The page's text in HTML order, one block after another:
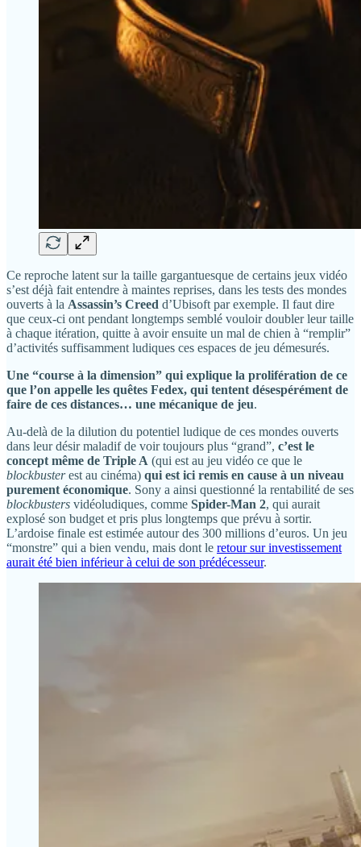
Ce reproche latent sur la taille gargantuesque de certains jeux vidéo
s’est déjà fait entendre à maintes reprises, dans les tests des mondes
ouverts à la Assassin’s Creed d’Ubisoft par exemple. Il faut dire
que ceux-ci ont pendant longtemps semblé vouloir doubler leur taille
à chaque itération, quitte à avoir ensuite un mal de chien à “remplir”
d’activités suffisamment ludiques ces espaces de jeu démesurés.
Une “course à la dimension” qui explique la prolifération de ce
que l’on appelle les quêtes Fedex, qui tentent désespérément de
faire de ces distances… une mécanique de jeu.
Au-delà de la dilution du potentiel ludique de ces mondes ouverts
dans leur désir maladif de voir toujours plus “grand”, c’est le
concept même de Triple A (qui est au jeu vidéo ce que le
blockbusterest au cinéma) qui est ici remis en cause à un niveau
purement économique. Sony a ainsi questionné la rentabilité de ses
blockbusters vidéoludiques, comme Spider-Man 2, qui aurait
explosé son budget et pris plus longtemps que prévu à sortir.
L’ardoise finale est estimée autour des 300 millions d’euros. Un jeu
“monstre” qui a bien vendu, mais dont le retour sur investissement
aurait été bien inférieur à celui de son prédécesseur.